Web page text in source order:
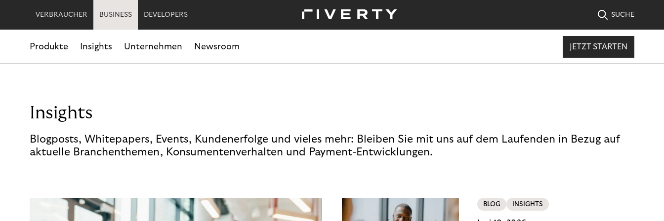
VERBRAUCHER BUSINESS DEVELOPERS SUCHE
Produkte Insights Unternehmen Newsroom JETZT STARTEN
Insights
Blogposts, Whitepapers, Events, Kundenerfolge und vieles mehr: Bleiben Sie mit uns auf dem Laufenden in Bezug auf
aktuelle Branchenthemen, Konsumentenverhalten und Payment-Entwicklungen.
BLOG INSIGHTS